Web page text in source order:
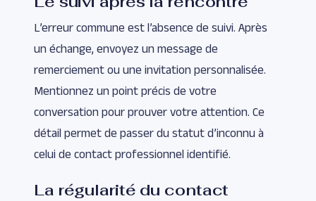
L’erreur commune est l’absence de suivi. Après
un échange, envoyez un message de
remerciement ou une invitation personnalisée.
Mentionnez un point précis de votre
conversation pour prouver votre attention. Ce
détail permet de passer du statut d’inconnu à
celui de contact professionnel identifié.
La régularité du contact